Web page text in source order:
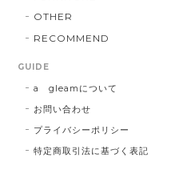
OTHER
RECOMMEND
GUIDE
a gleamについて
お問い合わせ
プライバシーポリシー
特定商取引法に基づく表記